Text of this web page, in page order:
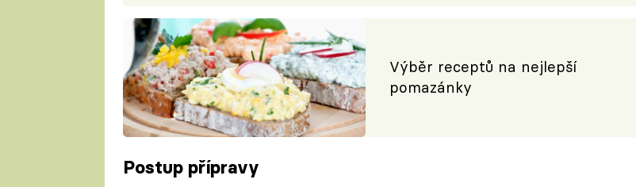
Výběr receptů na nejlepší
pomazánky
Postup přípravy